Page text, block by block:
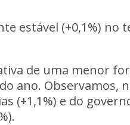
estável (+0,1%) no
de uma menor
ano. Observamos,
(+1,1%) e do